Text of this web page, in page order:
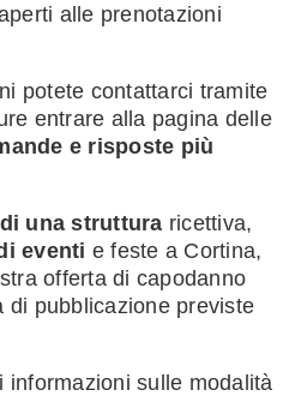
alle prenotazioni
potete contattarci tramite
entrare alla pagina delle
e risposte più
una struttura ricettiva,
eventi e feste a Cortina,
offerta di capodanno
di pubblicazione previste
informazioni sulle modalità